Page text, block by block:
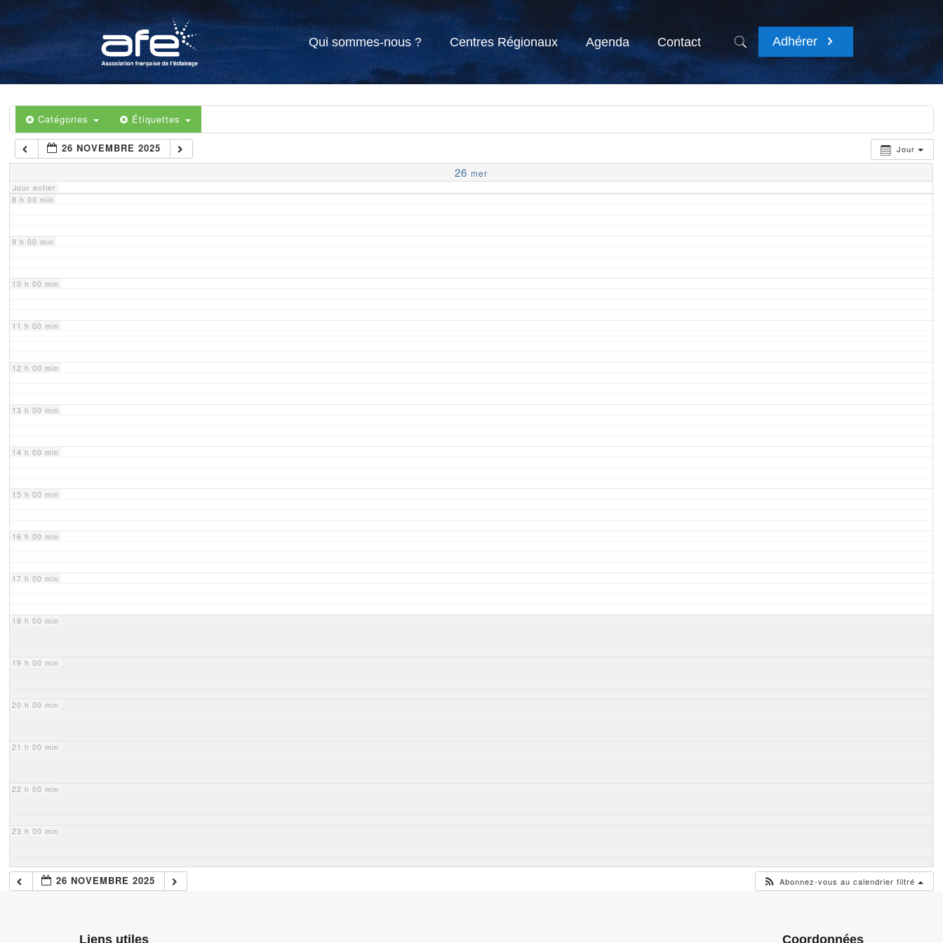
Qui sommes-nous ? Centres Régionaux Agenda Contact Adhérer
Catégories Étiquettes
Jour
26 NOVEMBRE 2025
26 mer
Jour entier
4 h 00 min
5 h 00 min
6 h 00 min
7 h 00 min
8 h 00 min
9 h 00 min
10 h 00 min
11 h 00 min
12 h 00 min
13 h 00 min
14 h 00 min
15 h 00 min
16 h 00 min
17 h 00 min
18 h 00 min
19 h 00 min
20 h 00 min
21 h 00 min
22 h 00 min
23 h 00 min
26 NOVEMBRE 2025 Abonnez-vous au calendrier filtré
Liens utiles Coordonnées